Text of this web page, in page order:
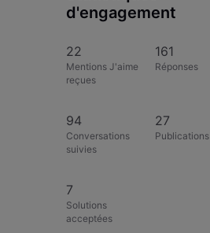
d'engagement
22
Mentions J'aime
reçues
161
Réponses
94
Conversations
suivies
27
Publications
7
Solutions
acceptées